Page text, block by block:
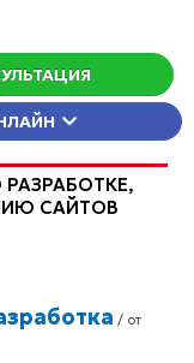
САЙТОВ
/ от